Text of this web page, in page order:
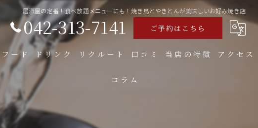
居酒屋の定番！食べ放題メニューにも！焼き鳥とやきとんが美味しいお好み焼き店
042-313-7141 ご予約はこちら
フード ドリンク リクルート 口コミ 当店の特徴 アクセス
コラム